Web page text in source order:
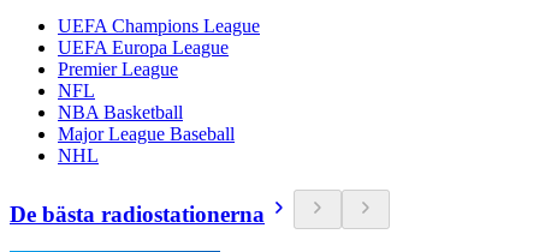
UEFA Champions League
UEFA Europa League
Premier League
NFL
NBA Basketball
Major League Baseball
NHL
De bästa radiostationerna